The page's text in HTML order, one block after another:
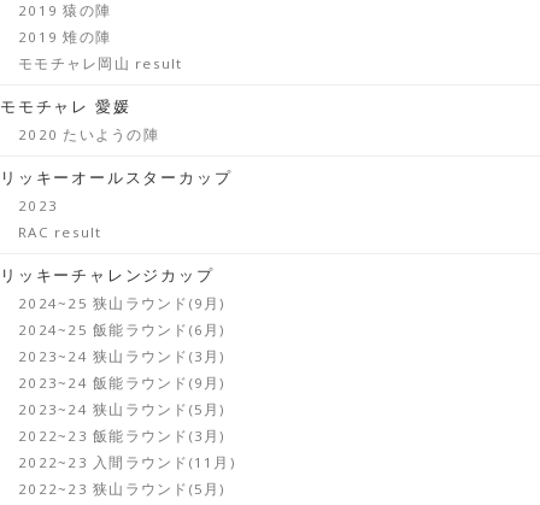
2019 猿の陣
2019 雉の陣
モモチャレ岡山 result
モモチャレ 愛媛
2020 たいようの陣
リッキーオールスターカップ
2023
RAC result
リッキーチャレンジカップ
2024~25 狭山ラウンド(9月)
2024~25 飯能ラウンド(6月)
2023~24 狭山ラウンド(3月)
2023~24 飯能ラウンド(9月)
2023~24 狭山ラウンド(5月)
2022~23 飯能ラウンド(3月)
2022~23 入間ラウンド(11月)
2022~23 狭山ラウンド(5月)